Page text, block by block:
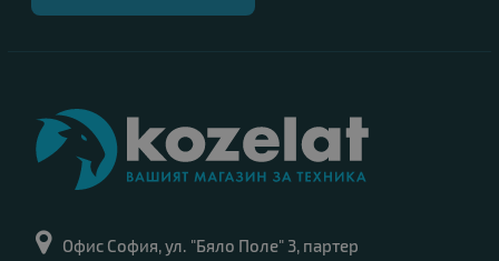
Офис София, ул. "Бяло Поле" 3, партер